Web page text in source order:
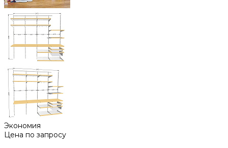
Экономия
Цена по запросу